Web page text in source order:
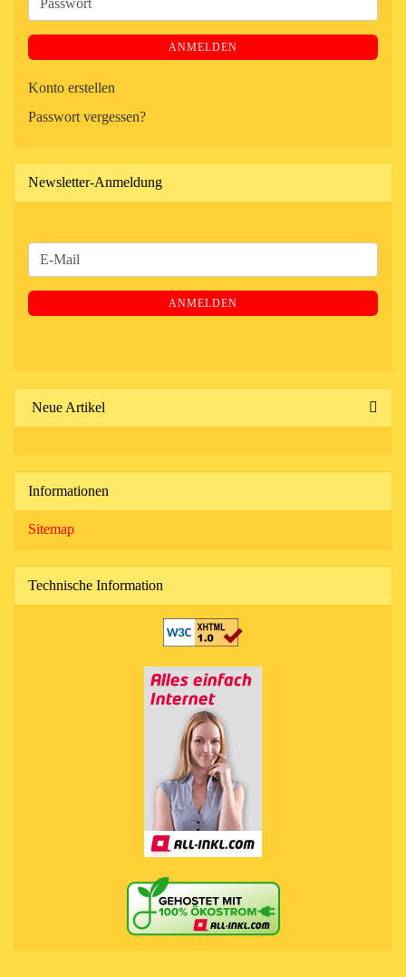
Passwort
ANMELDEN
Konto erstellen
Passwort vergessen?
Newsletter-Anmeldung
WEITER
ZUR
NEWSLETTER-
ANMELDUNG
E-
Mail
ANMELDEN
Neue Artikel
Informationen
Sitemap
Technische Information